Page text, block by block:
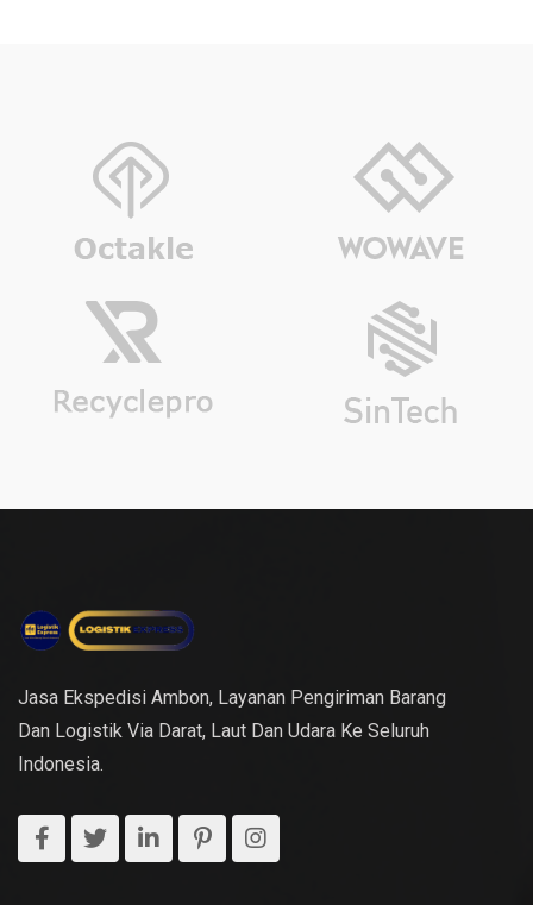
Jasa Ekspedisi Ambon, Layanan Pengiriman Barang
Dan Logistik Via Darat, Laut Dan Udara Ke Seluruh
Indonesia.